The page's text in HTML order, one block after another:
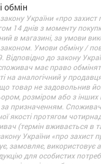
обмін
України «про
14 днів з моменту
в магазині, за умови
Умови обміну /
Відповідно до закону
має право
на аналогічний у
товар не задовольнив
розміром або з
призначенням.
якості протягом
(термін вживається в
України «про захист
замовляє,
для особистих